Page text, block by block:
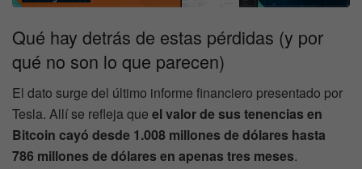
Qué hay detrás de estas pérdidas (y por
qué no son lo que parecen)
El dato surge del último informe financiero presentado por
Tesla. Allí se refleja que el valor de sus tenencias en
Bitcoin cayó desde 1.008 millones de dólares hasta
786 millones de dólares en apenas tres meses.